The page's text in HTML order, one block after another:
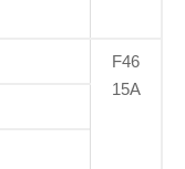
F46
15А